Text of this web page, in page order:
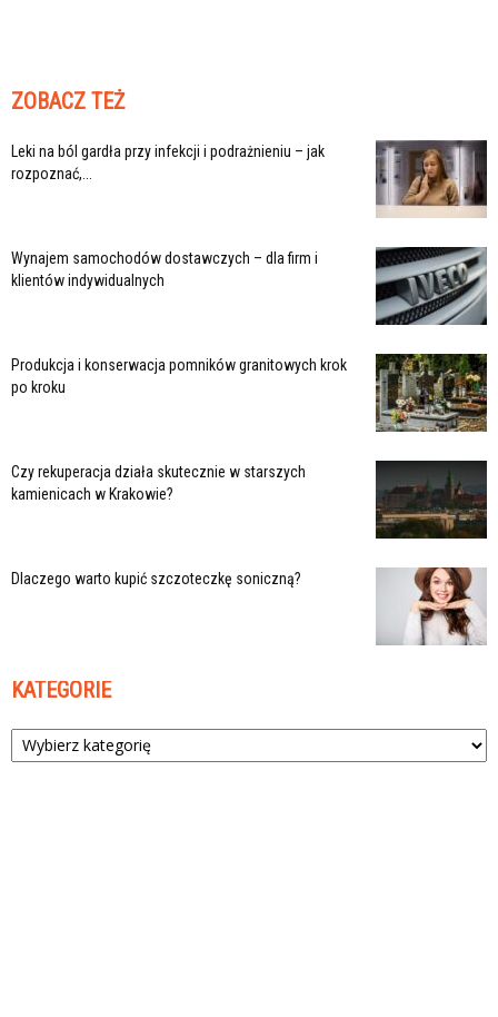
ZOBACZ TEŻ
Leki na ból gardła przy infekcji i podrażnieniu – jak
rozpoznać,...
Wynajem samochodów dostawczych – dla firm i
klientów indywidualnych
Produkcja i konserwacja pomników granitowych krok
po kroku
Czy rekuperacja działa skutecznie w starszych
kamienicach w Krakowie?
Dlaczego warto kupić szczoteczkę soniczną?
KATEGORIE
Kategorie